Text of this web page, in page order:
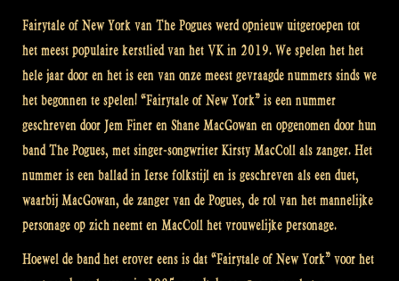
Fairytale of New York van The Pogues werd opnieuw uitgeroepen tot
het meest populaire kerstlied van het VK in 2019. We spelen het het
hele jaar door en het is een van onze meest gevraagde nummers sinds we
het begonnen te spelen! “Fairytale of New York” is een nummer
geschreven door Jem Finer en Shane MacGowan en opgenomen door hun
band The Pogues, met singer-songwriter Kirsty MacColl als zanger. Het
nummer is een ballad in Ierse folkstijl en is geschreven als een duet,
waarbij MacGowan, de zanger van de Pogues, de rol van het mannelijke
personage op zich neemt en MacColl het vrouwelijke personage.
Hoewel de band het erover eens is dat “Fairytale of New York” voor het